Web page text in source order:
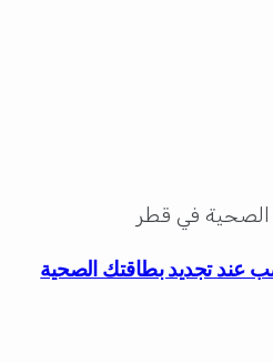
عند تجديد بطاقتك الصحية